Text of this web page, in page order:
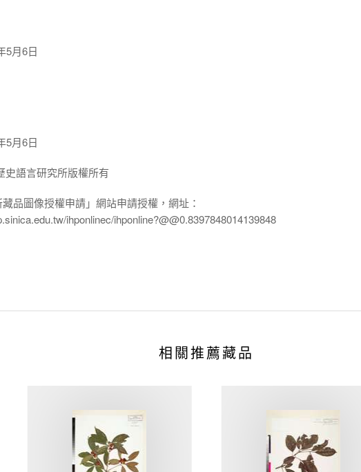
5月6日
5月6日
史語言研究所版權所有
品圖像授權申請」網站申請授權，網址：
ihponlinec/ihponline?@@0.8397848014139848
相關推薦藏品